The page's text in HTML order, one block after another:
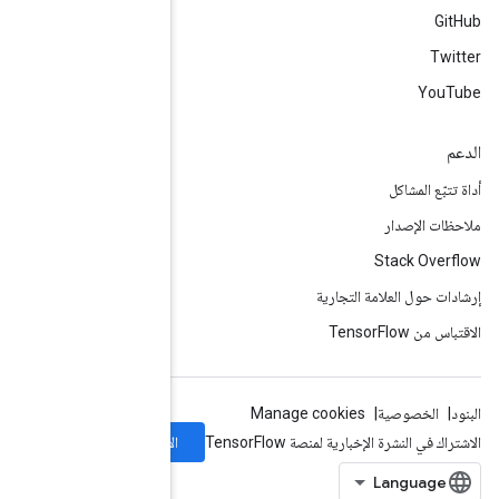
الاشتراك